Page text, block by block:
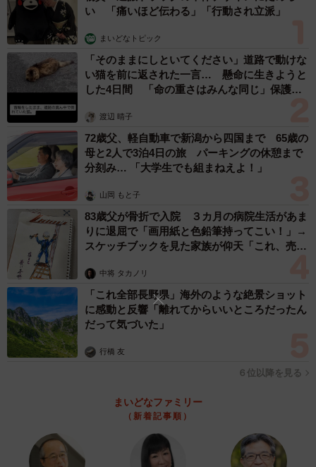
い 「痛いほど伝わる」「行動され立派」
まいどなトピック
「そのままにしといてください」道路で動けな
い猫を前に返された一言… 懸命に生きようと
した4日間 「命の重さはみんな同じ」保護団
渡辺 晴子
72歳父、軽自動車で新潟から四国まで 65歳の
母と2人で3泊4日の旅 パーキングの休憩まで
分刻み… 「大学生でも組まねえよ！」
山岡 もと子
83歳父が骨折で入院 ３カ月の病院生活があま
りに退屈で「画用紙と色鉛筆持ってこい！」→
スケッチブックを見た家族が仰天「これ、売れ
中将 タカノリ
「これ全部長野県」海外のような絶景ショット
に感動と反響「離れてからいいところだったん
だって気づいた」
行橋 友
６位以降を見る
まいどなファミリー
（新着記事順）